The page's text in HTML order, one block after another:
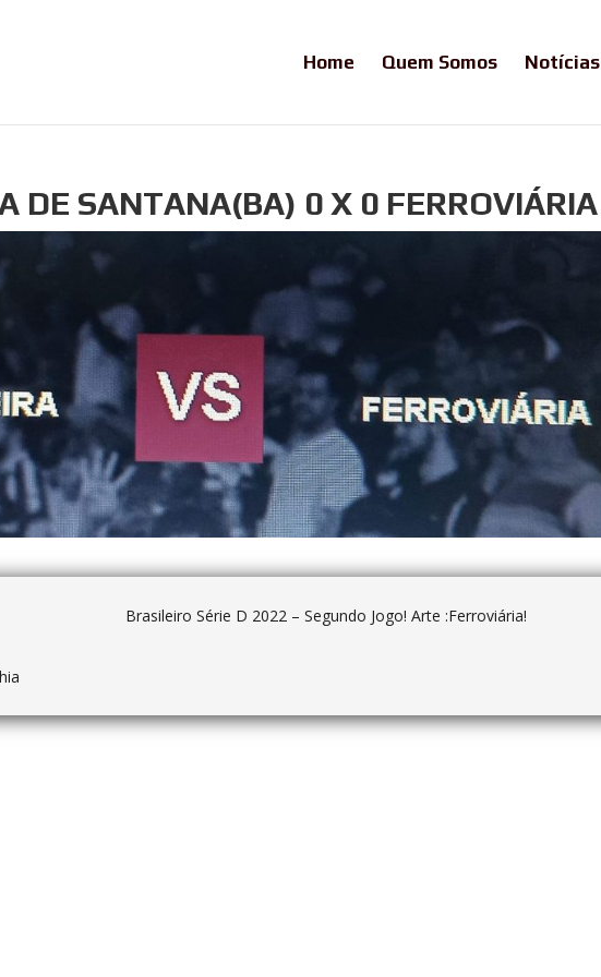
Home Quem Somos Notícias
DE SANTANA(BA) 0 X 0 FERROVIÁRIA
Brasileiro Série D 2022 – Segundo Jogo! Arte :Ferroviária!